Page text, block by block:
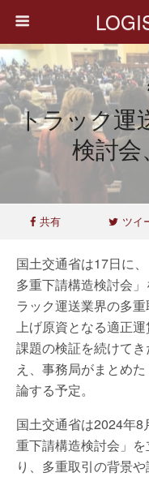
トラック運
検討会
共有 ツイ
国土交通省は17日に
多重下請構造検討会
ラック運送業界の多
上げ原資となる適正
課題の検証を続けて
え、事務局がまとめ
論する予定。
国土交通省は2024年
重下請構造検討会」
り、多重取引の背景